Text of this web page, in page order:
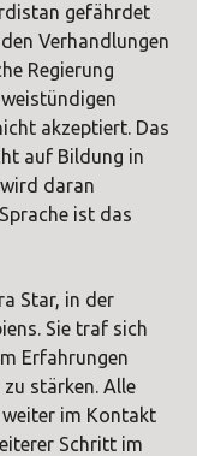
gefährdet
Verhandlungen
Regierung
akzeptiert. Das
auf Bildung in
daran
ist das
Star, in der
Sie traf sich
Erfahrungen
stärken. Alle
im Kontakt
Schritt im